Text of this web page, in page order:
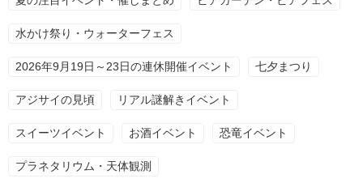
水かけ祭り・ウォーターフェス
2026年9月19日～23日の連休開催イベント 七夕まつり
アジサイの見頃 リアル謎解きイベント
スイーツイベント お酒イベント 恐竜イベント
プラネタリウム・天体観測